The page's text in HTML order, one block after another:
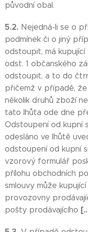
původní obal.
5.2. Nejedná-li se o
podmínek či o jiný
odstoupit, má kupující
odst. 1 občanského
odstoupit, a to do
přičemž v případě,
několik druhů zboží
tato lhůta ode dne
Odstoupení od kupní
odesláno ve lhůtě
odstoupení od kupní
vzorový formulář
přílohu obchodních
smlouvy může
provozovny
pošty prodávajícího